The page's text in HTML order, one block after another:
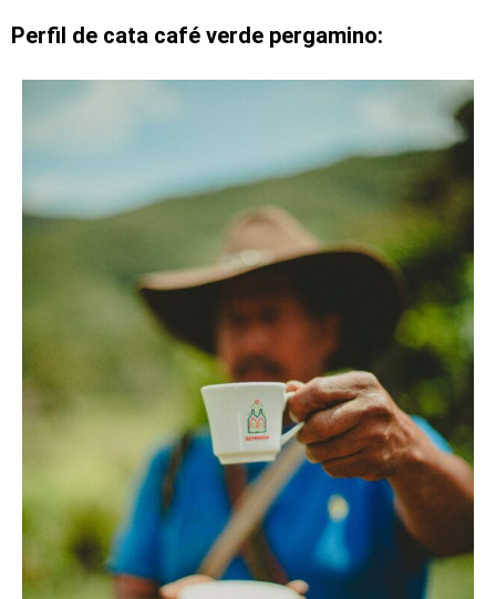
Perfil de cata café verde pergamino: